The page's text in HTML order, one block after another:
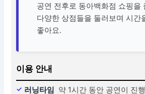
공연 전후로 동아백화점 쇼핑을
다양한 상점들을 둘러보며 시간
좋아요.
이용 안내
러닝타임 약 1시간 동안 공연이 진